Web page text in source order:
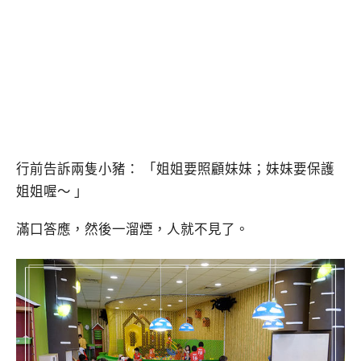
行前告訴兩隻小豬： 「姐姐要照顧妹妹；妹妹要保護
姐姐喔～ 」
滿口答應，然後一溜煙，人就不見了。